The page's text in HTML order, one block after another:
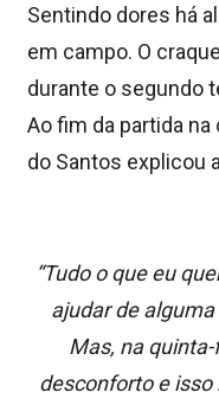
Sentindo dores há
em campo. O
durante o segundo
Ao fim da partida
do Santos explicou
“Tudo o que eu
ajudar de
Mas, na
desconforto e